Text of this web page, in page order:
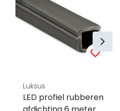
Luksus
LED profiel rubberen